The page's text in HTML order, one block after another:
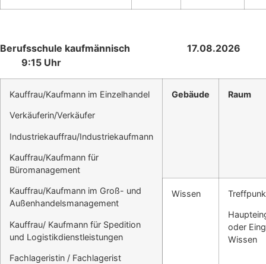
Berufsschule kaufmännisch 17.08.2026
9:15 Uhr
Kauffrau/Kaufmann im Einzelhandel
Verkäuferin/Verkäufer
Industriekauffrau/Industriekaufmann
Kauffrau/Kaufmann für
Büromanagement
Kauffrau/Kaufmann im Groß- und
Außenhandelsmanagement
Kauffrau/ Kaufmann für Spedition
und Logistikdienstleistungen
Fachlageristin / Fachlagerist
Gebäude Raum
Wissen
oder
Wissen